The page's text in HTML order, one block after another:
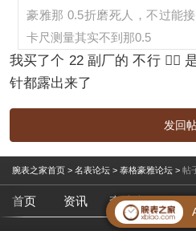
豪雅那 0.5折磨死人，不过能
卡尺测量其实不到那0.5
我买了个 22 副厂的 不行 🤦‍♂️
针都露出来了
发回
腕表之家首页 > 名表论坛 > 泰格豪雅论坛 > 帖
首页 资讯 查腕表 论坛